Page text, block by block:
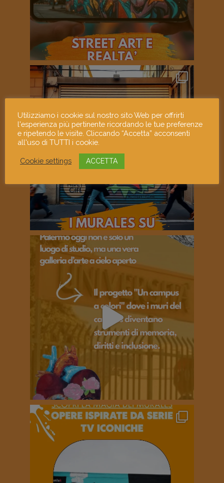
Utilizziamo i cookie sul nostro sito Web per offrirti
l'esperienza più pertinente ricordando le tue preferenze
e ripetendo le visite. Cliccando “Accetta” acconsenti
all'uso di TUTTI i cookie.
Cookie settings ACCETTA